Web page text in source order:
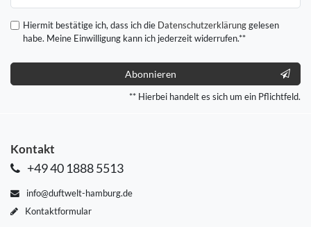
Hiermit bestätige ich, dass ich die Daten­schutz­erklärunggelesen
habe. Meine Einwilligung kann ich jederzeit widerrufen.**
Abonnieren
** Hierbei handelt es sich um ein Pflichtfeld.
Kontakt
+49 40 1888 5513
info@duftwelt-hamburg.de
Kontaktformular